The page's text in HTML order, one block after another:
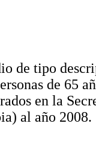
de tipo
de 65
en la
al año 2008.